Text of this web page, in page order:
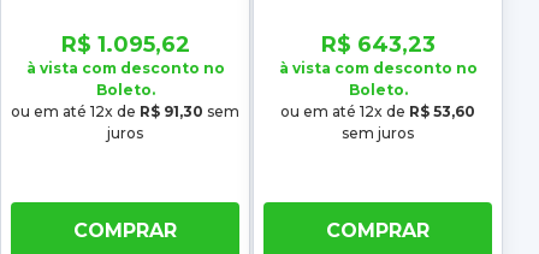
2016 2017 2018 Low metal
R$ 1.095,62
à vista com desconto no
Boleto.
ou em até 12x de R$ 91,30 sem
juros
COMPRAR
2017 2018 F20 F21 Low
Metal
R$ 643,23
à vista com desconto no
Boleto.
ou em até 12x de R$ 53,60
sem juros
COMPRAR